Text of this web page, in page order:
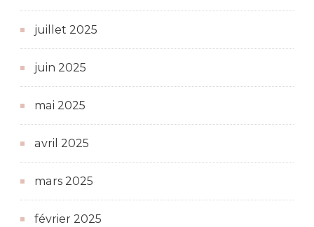
juillet 2025
juin 2025
mai 2025
avril 2025
mars 2025
février 2025